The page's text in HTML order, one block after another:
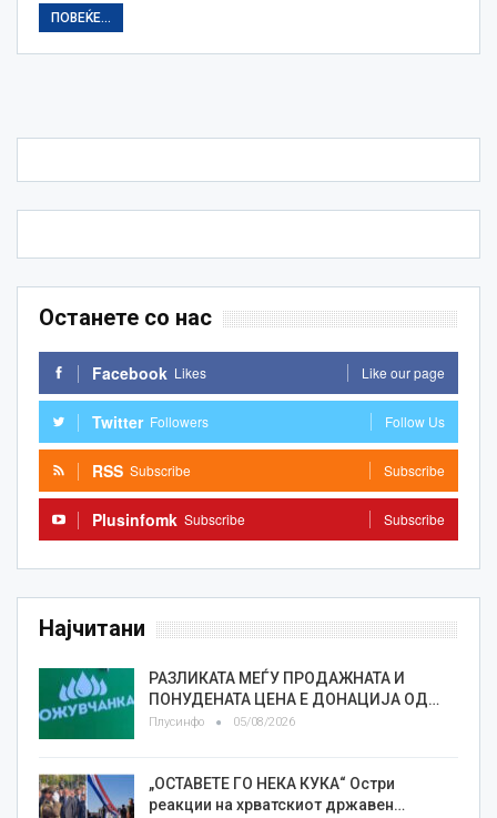
ПОВЕЌЕ...
Останете со нас
Facebook Likes Like our page
Twitter Followers Follow Us
RSS Subscribe Subscribe
Plusinfomk Subscribe Subscribe
Најчитани
РАЗЛИКАТА МЕЃУ ПРОДАЖНАТА И
ПОНУДЕНАТА ЦЕНА Е ДОНАЦИЈА ОД…
Плусинфо 05/08/2026
„ОСТАВЕТЕ ГО НЕКА КУКА“ Остри
реакции на хрватскиот државен…